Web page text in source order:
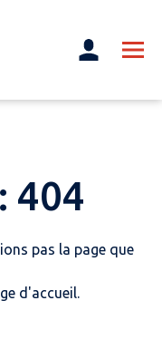
404
pas la page que
d'accueil.